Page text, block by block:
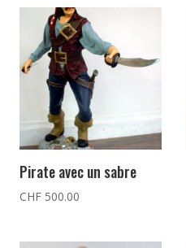
Pirate avec un sabre
CHF 500.00